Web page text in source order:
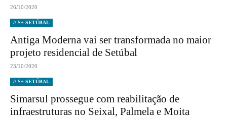
26/10/2020
// S+ SETÚBAL
Antiga Moderna vai ser transformada no maior
projeto residencial de Setúbal
23/10/2020
// S+ SETÚBAL
Simarsul prossegue com reabilitação de
infraestruturas no Seixal, Palmela e Moita